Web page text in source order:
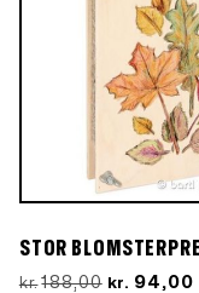
STOR
kr. 188,00 Den
kr. 94,00